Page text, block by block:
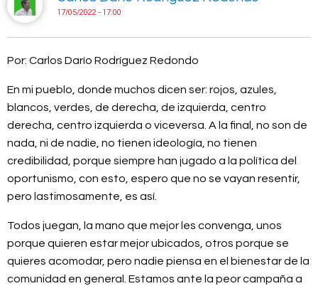
17/05/2022 - 17:00
Por: Carlos Darío Rodríguez Redondo
En mi pueblo, donde muchos dicen ser: rojos, azules,
blancos, verdes, de derecha, de izquierda, centro
derecha, centro izquierda o viceversa. A la final, no son de
nada, ni de nadie, no tienen ideología, no tienen
credibilidad, porque siempre han jugado a la política del
oportunismo, con esto, espero que no se vayan resentir,
pero lastimosamente, es así.
Todos juegan, la mano que mejor les convenga, unos
porque quieren estar mejor ubicados, otros porque se
quieres acomodar, pero nadie piensa en el bienestar de la
comunidad en general. Estamos ante la peor campaña a